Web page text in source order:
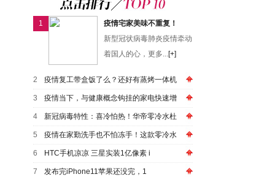
1
疫情宅家美味不重复！
新型冠状病毒肺炎疫情牵动
着国人的心，更多...[+]
2 疫情复工带盒饭了么？还好有蒸烤一体机
3 疫情当下，与健康概念钩挂的家电快速增
4 新冠病毒特性：喜冷怕热！华帝零冷水杜
5 疫情在家勤洗手也不怕冻手！这款零冷水
6 HTC手机凉凉 三星实装1亿像素 i
7 发布完iPhone11苹果还没完，1